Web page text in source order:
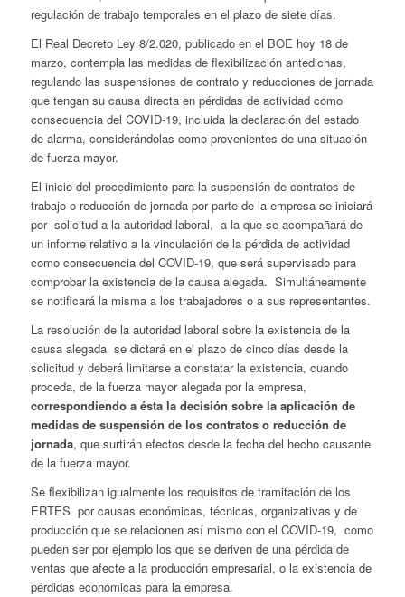
regulación de trabajo temporales en el plazo de siete días.
El Real Decreto Ley 8/2.020, publicado en el BOE hoy 18 de
marzo, contempla las medidas de flexibilización antedichas,
regulando las suspensiones de contrato y reducciones de jornada
que tengan su causa directa en pérdidas de actividad como
consecuencia del COVID-19, incluida la declaración del estado
de alarma, considerándolas como provenientes de una situación
de fuerza mayor.
El inicio del procedimiento para la suspensión de contratos de
trabajo o reducción de jornada por parte de la empresa se iniciará
por solicitud a la autoridad laboral, a la que se acompañará de
un informe relativo a la vinculación de la pérdida de actividad
como consecuencia del COVID-19, que será supervisado para
comprobar la existencia de la causa alegada. Simultáneamente
se notificará la misma a los trabajadores o a sus representantes.
La resolución de la autoridad laboral sobre la existencia de la
causa alegada se dictará en el plazo de cinco días desde la
solicitud y deberá limitarse a constatar la existencia, cuando
proceda, de la fuerza mayor alegada por la empresa,
correspondiendo a ésta la decisión sobre la aplicación de
medidas de suspensión de los contratos o reducción de
jornada, que surtirán efectos desde la fecha del hecho causante
de la fuerza mayor.
Se flexibilizan igualmente los requisitos de tramitación de los
ERTES por causas económicas, técnicas, organizativas y de
producción que se relacionen así mismo con el COVID-19, como
pueden ser por ejemplo los que se deriven de una pérdida de
ventas que afecte a la producción empresarial, o la existencia de
pérdidas económicas para la empresa.